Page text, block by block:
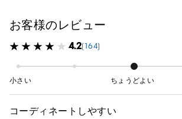
お客様のレビュー
4.2(164)
小さい ちょうどよい
コーディネートしやすい